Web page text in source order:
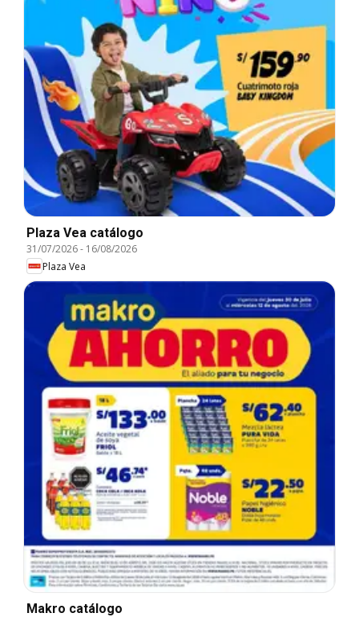
Plaza Vea catálogo
31/07/2026- 16/08/2026
Plaza Vea
Makro catálogo